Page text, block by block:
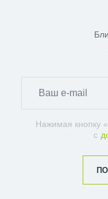
Нажимая кнопку
с